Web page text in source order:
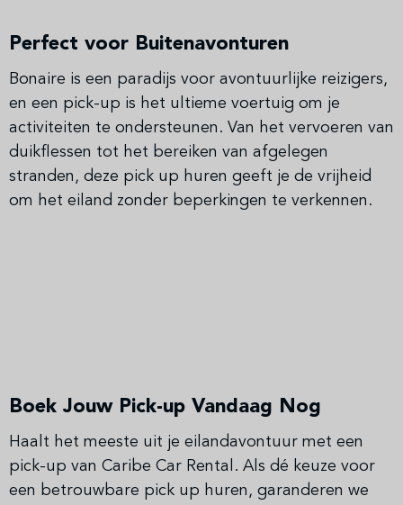
Perfect voor Buitenavonturen
Bonaire is een paradijs voor avontuurlijke reizigers,
en een pick-up is het ultieme voertuig om je
activiteiten te ondersteunen. Van het vervoeren van
duikflessen tot het bereiken van afgelegen
stranden, deze pick up huren geeft je de vrijheid
om het eiland zonder beperkingen te verkennen.
Boek Jouw Pick-up Vandaag Nog
Haalt het meeste uit je eilandavontuur met een
pick-up van Caribe Car Rental. Als dé keuze voor
een betrouwbare pick up huren, garanderen we